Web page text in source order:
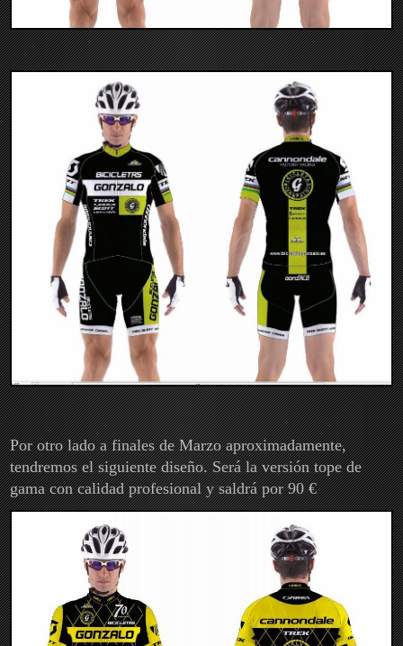
Por otro lado a finales de Marzo aproximadamente,
tendremos el siguiente diseño. Será la versión tope de
gama con calidad profesional y saldrá por 90 €